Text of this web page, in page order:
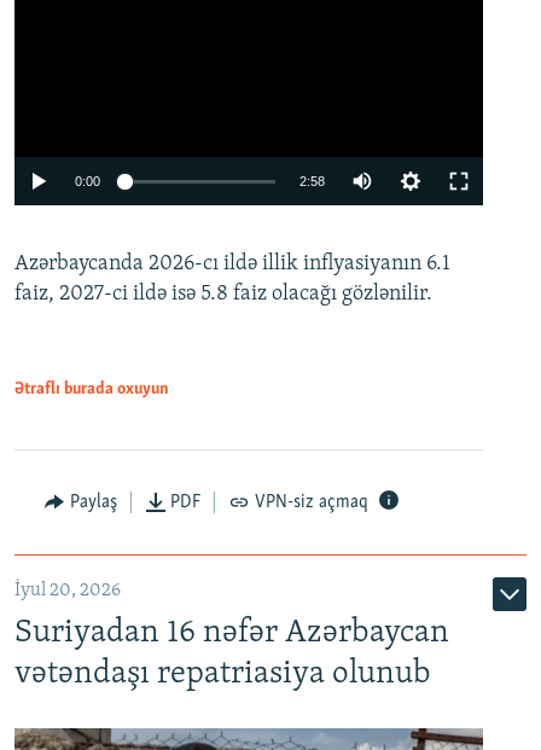
Auto
0:00 2:58
360p
480p
Azərbaycanda 2026-cı ildə illik inflyasiyanın 6.1
faiz, 2027-ci ildə isə 5.8 faiz olacağı gözlənilir.
Ətraflı burada oxuyun
Paylaş PDF VPN-siz açmaq
İyul 20, 2026
Suriyadan 16 nəfər Azərbaycan
vətəndaşı repatriasiya olunub